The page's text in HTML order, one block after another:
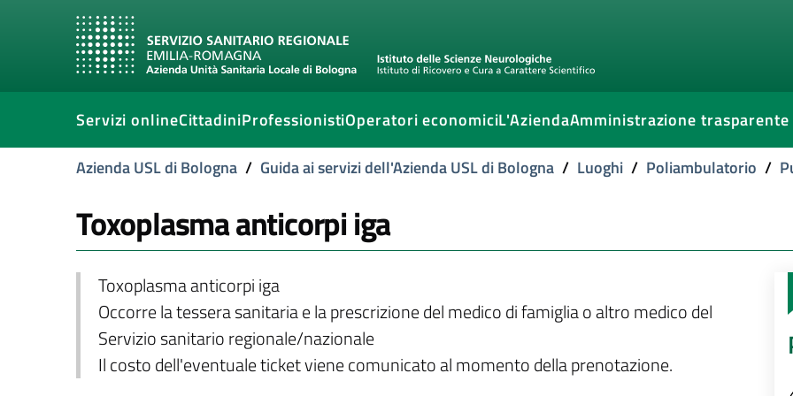
Servizi onlineCittadiniProfessionistiOperatori economiciL'AziendaAmministrazione trasparente
Azienda USL di Bologna / Guida ai servizi dell'Azienda USL di Bologna / Luoghi / Poliambulatorio /
Toxoplasma anticorpi iga
Toxoplasma anticorpi iga
Occorre la tessera sanitaria e la prescrizione del medico di famiglia o altro medico del
Servizio sanitario regionale/nazionale
Il costo dell'eventuale ticket viene comunicato al momento della prenotazione.